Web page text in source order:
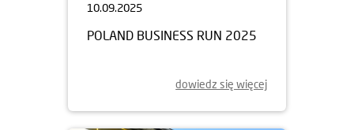
10.09.2025
POLAND BUSINESS RUN 2025
dowiedz się więcej